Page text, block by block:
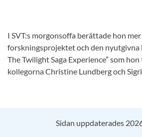
I SVT:s morgonsoffa berättade hon
forskningsprojektet och den
The Twilight Saga Experience” som
kollegorna Christine Lundberg och
Sidan uppdaterades